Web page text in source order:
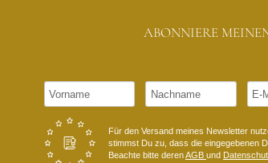
ABONNIERE
Für den Versand meines Newsletter
stimmst Du zu, dass die eingegebenen
Beachte bitte derenAGB und